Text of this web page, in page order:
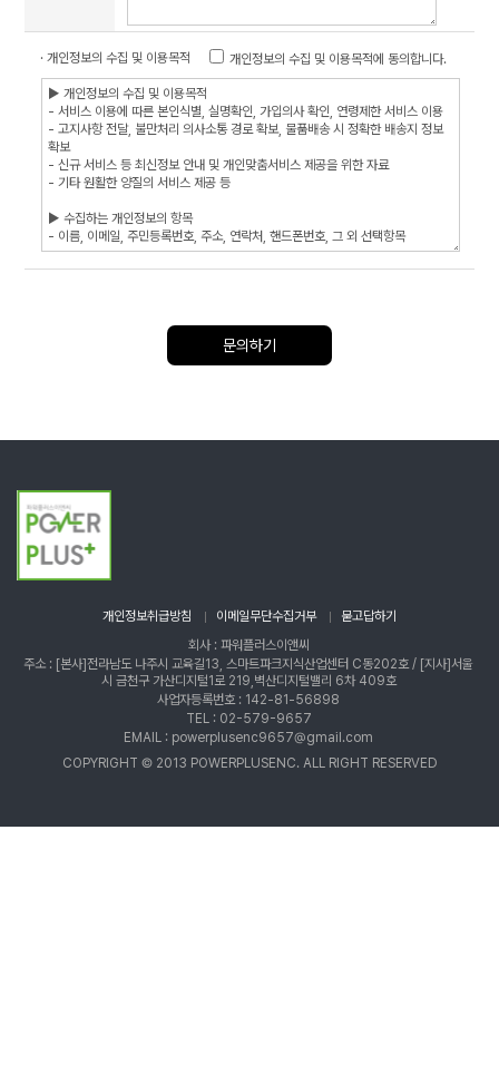
· 개인정보의 수집 및 이용목적 개인정보의 수집 및 이용목적에 동의합니다.
문의하기
개인정보취급방침 이메일무단수집거부
묻고답하기
회사 : 파워플러스이앤씨
주소 : [본사]전라남도 나주시 교육길13, 스마트파크지식산업센터 C동202호 / [지사]서울
시 금천구 가산디지털1로 219,벽산디지털밸리 6차 409호
사업자등록번호 : 142-81-56898
TEL : 02-579-9657
EMAIL : powerplusenc9657@gmail.com
COPYRIGHT © 2013 POWERPLUSENC. ALL RIGHT RESERVED